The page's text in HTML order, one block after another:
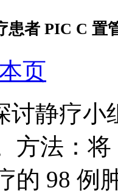
患者 PIC C 置
页
讨静疗小
方法：将
的 98 例